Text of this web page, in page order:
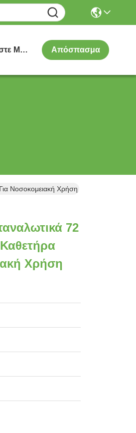
Επικοινωνήστε Μαζί Μας Απόσπασμα
Νοσοκομειακή Χρήση
72
Χρήση